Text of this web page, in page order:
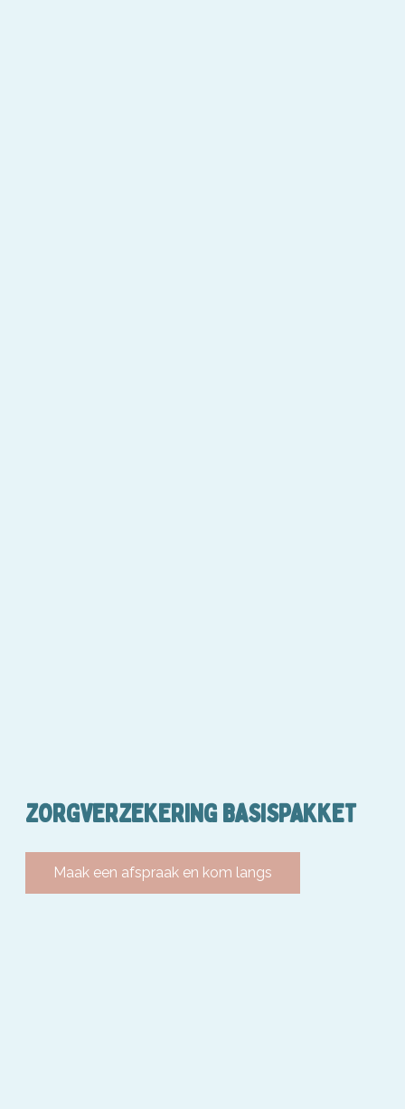
ZORGVERZEKERING BASISPAKKET
Maak een afspraak en kom langs